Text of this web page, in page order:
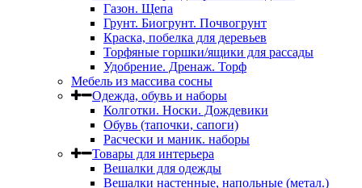
Газон. Щепа
Грунт. Биогрунт. Почвогрунт
Краска, побелка для деревьев
Торфяные горшки/ящики для рассады
Удобрение. Дренаж. Торф
Мебель из массива сосны
Одежда, обувь и наборы
Колготки. Носки. Дождевики
Обувь (тапочки, сапоги)
Расчески и маник. наборы
Товары для интерьера
Вешалки для одежды
Вешалки настенные, напольные (метал.)